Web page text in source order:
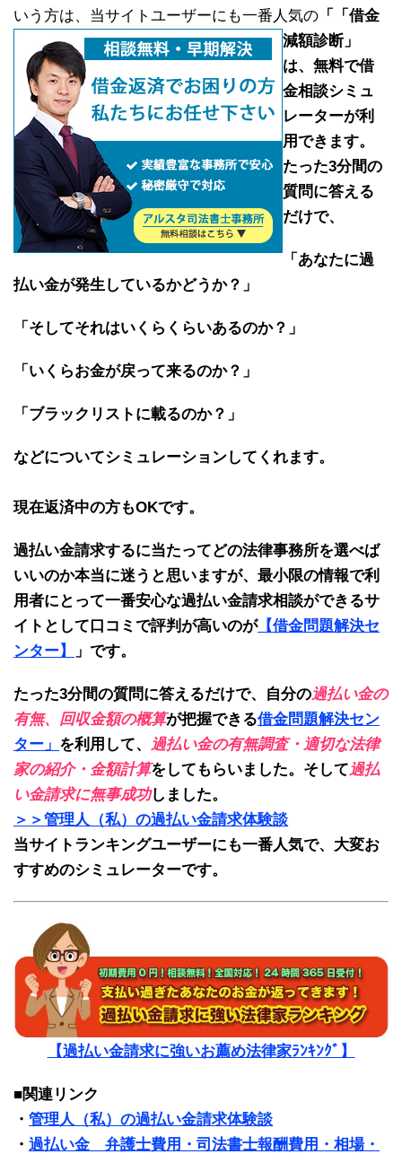
いう方は、当サイトユーザーにも一番人気の 「
「借金
減額診断」
は、 無料で借
金相談シミュ
レーターが利
用できます。
たった3分間の
質問に答える
だけで、
「あなたに過
払い金が発生しているかどうか？」
「そしてそれはいくらくらいあるのか？」
「いくらお金が戻って来るのか？」
「ブラックリストに載るのか？」
などについてシミュレーションしてくれます。
現在返済中の方もOKです。
過払い金請求するに当たってどの法律事務所を選べば
いいのか本当に迷うと思いますが、最小限の情報で利
用者にとって一番安心な過払い金請求相談ができるサ
イトとして口コミで評判が高いのが【借金問題解決セ
ンター】
」 です。
たった3分間の質問に答えるだけで、自分の過払い金の
有無、回収金額の概算が把握できる借金問題解決セン
ター」 を利用して、
過払い金の有無調査・適切な法律
家の紹介・金額計算をしてもらいました。そして過払
い金請求に無事成功しました。
＞＞管理人（私）の過払い金請求体験談
当サイトランキングユーザーにも一番人気で、大変お
すすめのシミュレーターです。
【過払い金請求に強いお薦め法律家ﾗﾝｷﾝｸﾞ】
■関連リンク
・ 管理人（私）の過払い金請求体験談
・ 過払い金 弁護士費用・司法書士報酬費用・相場・